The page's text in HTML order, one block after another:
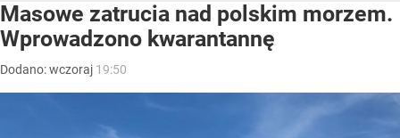
Masowe zatrucia nad polskim morzem.
Wprowadzono kwarantannę
Dodano:wczoraj 19:50